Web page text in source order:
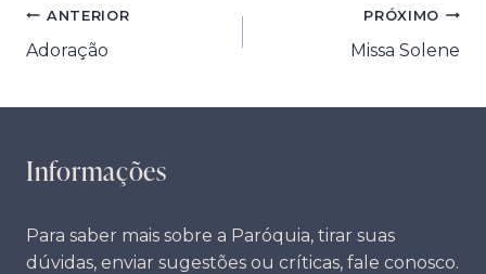
Navegação
de
Post
ANTERIOR
Adoração
PRÓXIMO
Missa Solene
Informações
Para saber mais sobre a Paróquia, tirar suas
dúvidas, enviar sugestões ou críticas, fale conosco.